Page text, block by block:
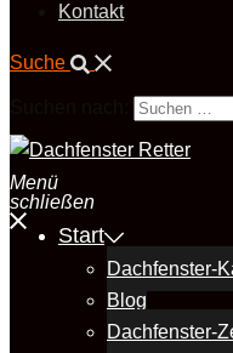
Kontakt
Suche
Menü
schließen
Start
Dachfenster-
Blog
Dachfenster-